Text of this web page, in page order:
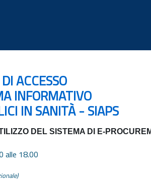
ACCESSO
INFORMATIVO
IN SANITÀ - SIAPS
DEL SISTEMA DI E-
alle 18.00